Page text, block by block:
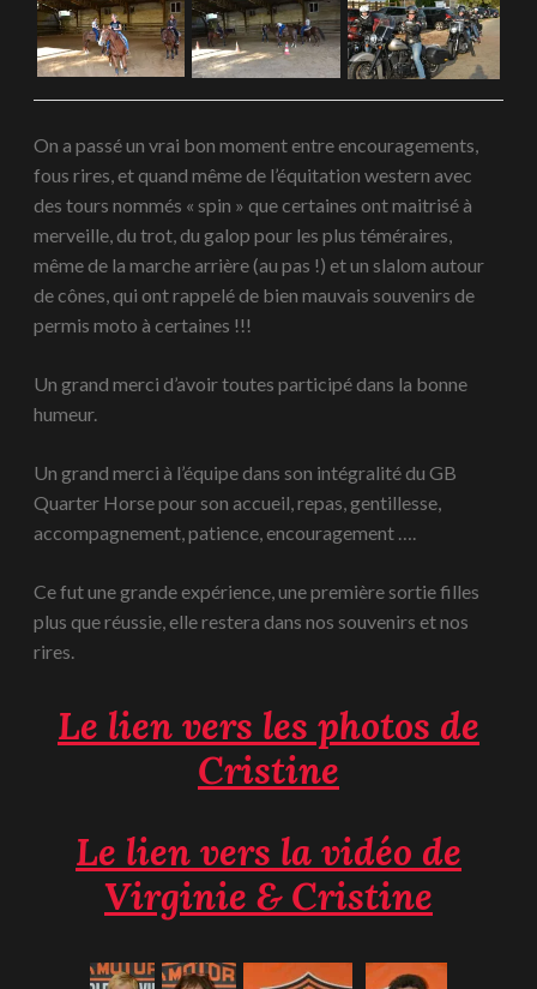
On a passé un vrai bon moment entre encouragements,
fous rires, et quand même de l’équitation western avec
des tours nommés « spin » que certaines ont maitrisé à
merveille, du trot, du galop pour les plus téméraires,
même de la marche arrière (au pas !) et un slalom autour
de cônes, qui ont rappelé de bien mauvais souvenirs de
permis moto à certaines !!!
Un grand merci d’avoir toutes participé dans la bonne
humeur.
Un grand merci à l’équipe dans son intégralité du GB
Quarter Horse pour son accueil, repas, gentillesse,
accompagnement, patience, encouragement ….
Ce fut une grande expérience, une première sortie filles
plus que réussie, elle restera dans nos souvenirs et nos
rires.
Le lien vers les photos de
Cristine
Le lien vers la vidéo de
Virginie & Cristine